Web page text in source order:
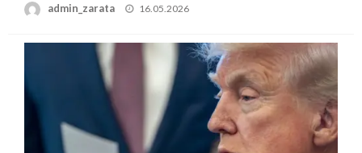
admin_zarata
Posted
16.05.2026